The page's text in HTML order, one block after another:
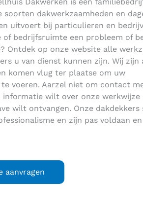
soorten dakwerkzaamheden en
uitvoert bij particulieren en
of bedrijfsruimte een probleem of
Ontdek op onze website alle
u van dienst kunnen zijn. Wij zijn
komen vlug ter plaatse om uw
voeren. Aarzel niet om contact
informatie wilt over onze werkwijze
wilt ontvangen. Onze dakdekkers
en zijn pas voldaan
aanvragen